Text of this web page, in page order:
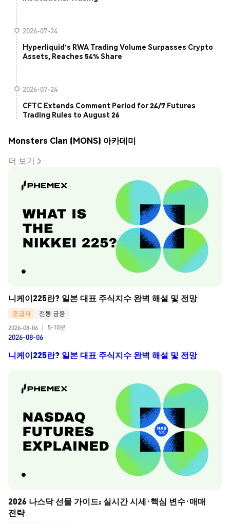
2026-07-24
Hyperliquid's RWA Trading Volume Surpasses Crypto
Assets, Reaches 54% Share
2026-07-24
CFTC Extends Comment Period for 24/7 Futures
Trading Rules to August 26
Monsters Clan (MONS) 아카데미
더 보기
니케이225란? 일본 대표 주식지수 완벽 해설 및 전망
중급자
전통 금융
2026-08-06
5-10분
2026-08-06
니케이225란? 일본 대표 주식지수 완벽 해설 및 전망
2026 나스닥 선물 가이드: 실시간 시세·핵심 변수·매매
전략